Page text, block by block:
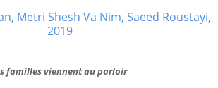
familles viennent au parloir